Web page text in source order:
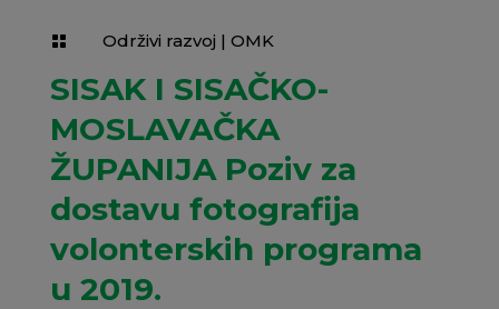
 Održivi razvoj | OMK
SISAK I SISAČKO-
MOSLAVAČKA
ŽUPANIJA Poziv za
dostavu fotografija
volonterskih programa
u 2019.